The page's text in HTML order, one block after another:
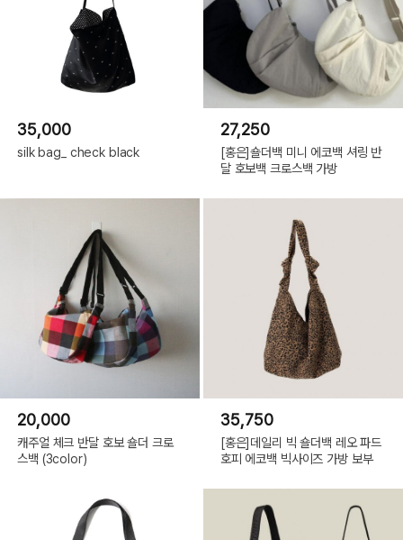
35,000
silk bag_ check black
27,250
[홍은]숄더백 미니 에코백 셔링 반
달 호보백 크로스백 가방
20,000
캐주얼 체크 반달 호보 숄더 크로
스백 (3color)
35,750
[홍은]데일리 빅 숄더백 레오 파드
호피 에코백 빅사이즈 가방 보부